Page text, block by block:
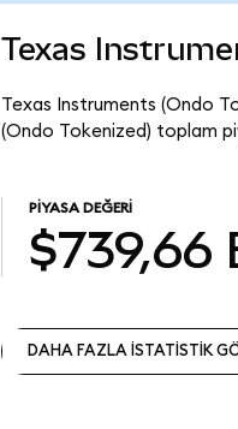
Texas
Texas Instruments (Ondo
(Ondo Tokenized) toplam
PIYASA DEĞERI
$739,66
DAHA FAZLA İSTATİSTİK